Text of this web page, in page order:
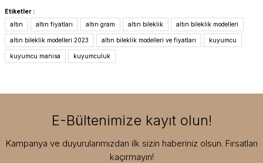
Etiketler :
altın
altın fiyatları altın gram altın bileklik altın bileklik modelleri
altın bileklik modelleri 2023 altın bileklik modelleri ve fiyatları kuyumcu
kuyumcu manisa kuyumculuk
E-Bültenimize kayıt olun!
Kampanya ve duyurularımızdan ilk sizin haberiniz olsun. Fırsatları
kaçırmayın!